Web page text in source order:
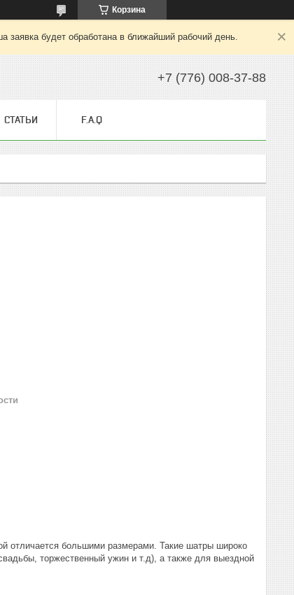
Корзина
заявка будет обработана в ближайший рабочий день.
+7 (776) 008-37-88
СТАТЬИ F.A.Q
отличается большими размерами. Такие шатры широко
торжественный ужин и т.д), а также для выездной